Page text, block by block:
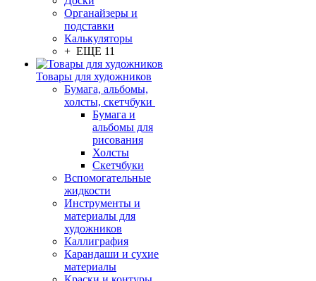
Органайзеры и
подставки
Калькуляторы
+ ЕЩЕ 11
Товары для художников
Бумага, альбомы,
холсты, скетчбуки
Бумага и
альбомы для
рисования
Холсты
Скетчбуки
Вспомогательные
жидкости
Инструменты и
материалы для
художников
Каллиграфия
Карандаши и сухие
материалы